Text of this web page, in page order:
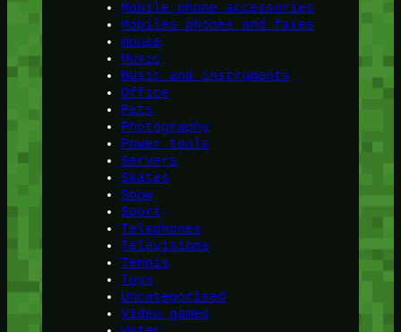
Mobile phone accessories
Mobiles phones and faxes
mouse
Music
Music and instruments
Office
Pets
Photography
Power tools
Servers
Skates
Snow
Sport
Telephones
Televisions
Tennis
Toys
Uncategorised
Video games